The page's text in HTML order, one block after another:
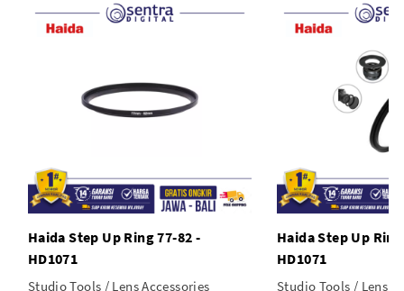
Haida Step Up Ring 77-82 -
HD1071
Studio Tools / Lens Accessories
Haida Step Up
HD1071
Studio Tools / Lens